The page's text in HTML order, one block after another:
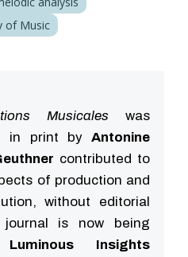
of Music
Musicales was
in print by Antonine
contributed to
of production and
without editorial
journal is now being
Luminous Insights